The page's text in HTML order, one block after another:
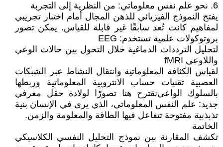
6. نحو علم نفس معلوماتي: من النظرية إلى التجربة
‎ يفتح النموذج الفيزيائي للذهن المجال أمام اختبار تجريبي
لمفاهيم كانت تُعد سابقًا غير قابلة للقياس. يمكن تصور
بروتوكولات علمية تستخدم: EEG
‎لتحليل الترددات الدماغية خلال التحول بين حالات الوعي
واللاوعي fMRI
‎لقياس الكثافة المعلوماتية وانتقال النشاط عبر الشبكات
العصبية تقنيات حساب الانتروبية المعلوماتية وربطها
بالسلوك الواعي نقترح هنا تصورًا لولادة حقل معرفي
جديد: علم النفس المعلوماتي، الذي يرى في الإنسان بنية
تذبذبية مفتوحة تتفاعل فيها الطاقة والمعلومة والزمن.
الخاتمة
‎ تكشف المقارنة بين نموذج التحليل النفسي الكلاسيكي